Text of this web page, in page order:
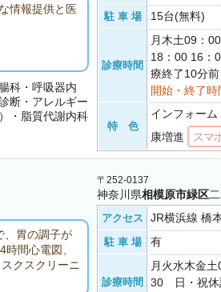
情報提供と医
科・呼吸器内
断・アレルギー
・脂質代謝内科
駐 車 場 15台(無料)
診療時間
月木土09：
18：00 16
療終了10分
開始・終了
特 色
インフォー
康増進
スマ
、胃の調子が
間心電図、
クスクリーニ
〒252-0137
神奈川県相模原市緑区
アクセス JR横浜線 橋
駐 車 場 有
診療時間
月火水木金
30 日・祝休